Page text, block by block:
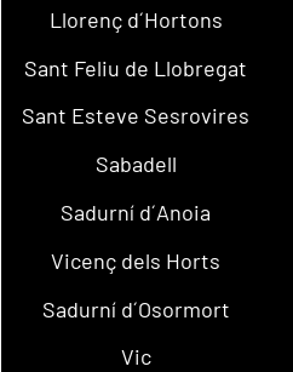
Llorenç d´Hortons
Sant Feliu de Llobregat
Sant Esteve Sesrovires
Sabadell
Sadurní d´Anoia
Vicenç dels Horts
Sadurní d´Osormort
Vic